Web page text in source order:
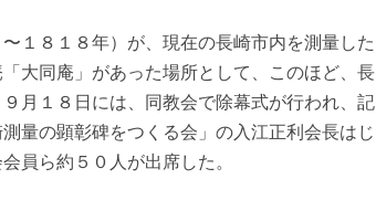
１８１８年）が、現在の長崎市内を測量した
大同庵」があった場所として、このほど、長
月１８日には、同教会で除幕式が行われ、記
量の顕彰碑をつくる会」の入江正利会長はじ
員ら約５０人が出席した。